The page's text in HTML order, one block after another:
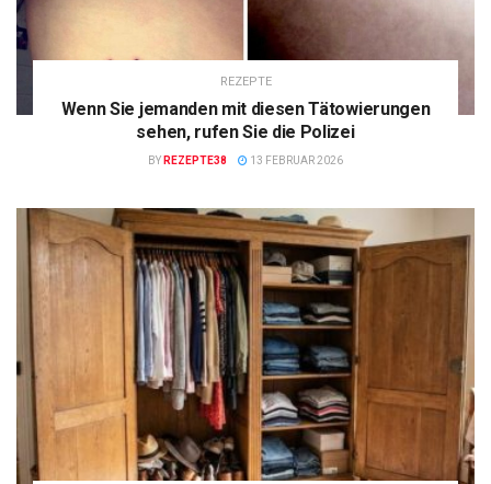
REZEPTE
Wenn Sie jemanden mit diesen Tätowierungen
sehen, rufen Sie die Polizei
BY REZEPTE38 13 FEBRUAR 2026